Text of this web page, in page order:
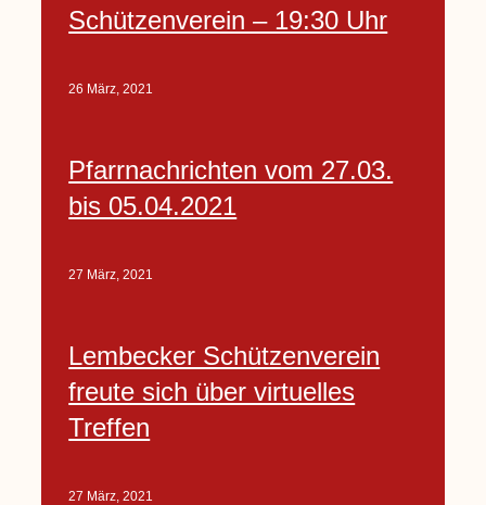
Schützenverein – 19:30 Uhr
26 März, 2021
Pfarrnachrichten vom 27.03.
bis 05.04.2021
27 März, 2021
Lembecker Schützenverein
freute sich über virtuelles
Treffen
27 März, 2021